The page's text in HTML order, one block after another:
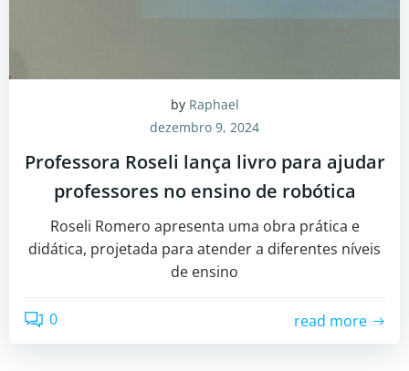
by Raphael
dezembro 9, 2024
Professora Roseli lança livro para ajudar
professores no ensino de robótica
Roseli Romero apresenta uma obra prática e
didática, projetada para atender a diferentes níveis
de ensino
0 read more